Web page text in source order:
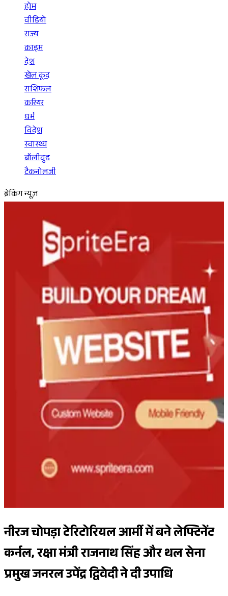
होम
वीडियो
राज्य
क्राइम
देश
खेल कूद
राशिफल
करियर
धर्म
विदेश
स्वास्थ्य
बॉलीवुड
टैकनोलजी
ब्रेकिंग न्यूज़
नीरज चोपड़ा टेरिटोरियल आर्मी में बने लेफ्टिनेंट
कर्नल, रक्षा मंत्री राजनाथ सिंह और थल सेना
प्रमुख जनरल उपेंद्र द्विवेदी ने दी उपाधि